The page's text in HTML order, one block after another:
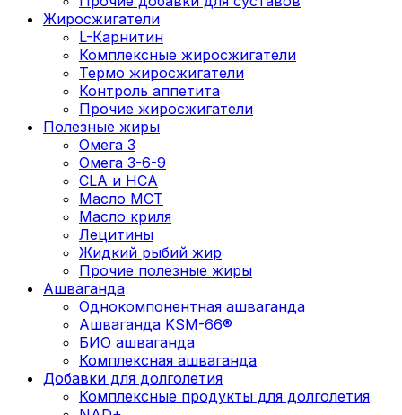
Жиросжигатели
L-Карнитин
Комплексные жиросжигатели
Термо жиросжигатели
Контроль аппетита
Прочие жиросжигатели
Полезные жиры
Омега 3
Омега 3-6-9
CLA и HCA
Масло МСТ
Масло криля
Лецитины
Жидкий рыбий жир
Прочие полезные жиры
Ашваганда
Однокомпонентная ашваганда
Ашваганда KSM-66®
БИО ашваганда
Комплексная ашваганда
Добавки для долголетия
Комплексные продукты для долголетия